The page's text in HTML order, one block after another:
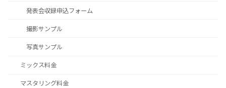
発表会収録申込フォーム
撮影サンプル
写真サンプル
ミックス料金
マスタリング料金